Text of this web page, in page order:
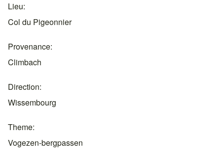
Lieu
Col du Pigeonnier
Provenance
Climbach
Direction
Wissembourg
Theme
Vogezen-bergpassen